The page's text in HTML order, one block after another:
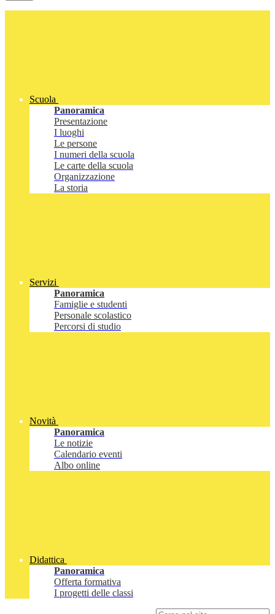
Scuola
Panoramica
Presentazione
I luoghi
Le persone
I numeri della scuola
Le carte della scuola
Organizzazione
La storia
Servizi
Panoramica
Famiglie e studenti
Personale scolastico
Percorsi di studio
Novità
Panoramica
Le notizie
Calendario eventi
Albo online
Didattica
Panoramica
Offerta formativa
I progetti delle classi